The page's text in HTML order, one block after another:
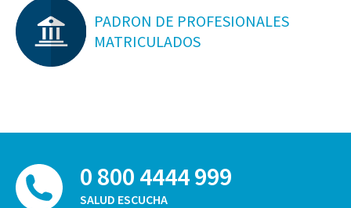
PADRON DE PROFESIONALES
MATRICULADOS
0 800 4444 999
SALUD ESCUCHA